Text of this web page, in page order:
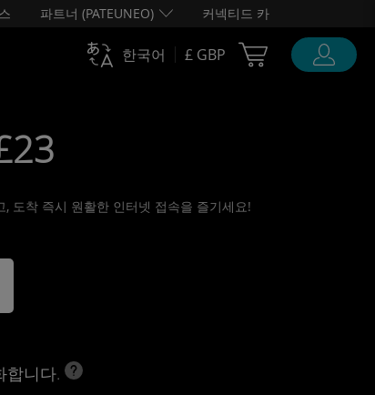
파트너 (PATEUNEO) 커넥티드 카
한국어 £ GBP Cart Ubigi
도착 즉시 원활한 인터넷 접속을 즐기세요!
합니다.